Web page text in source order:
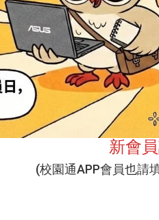
新會
(校園通APP會員也請